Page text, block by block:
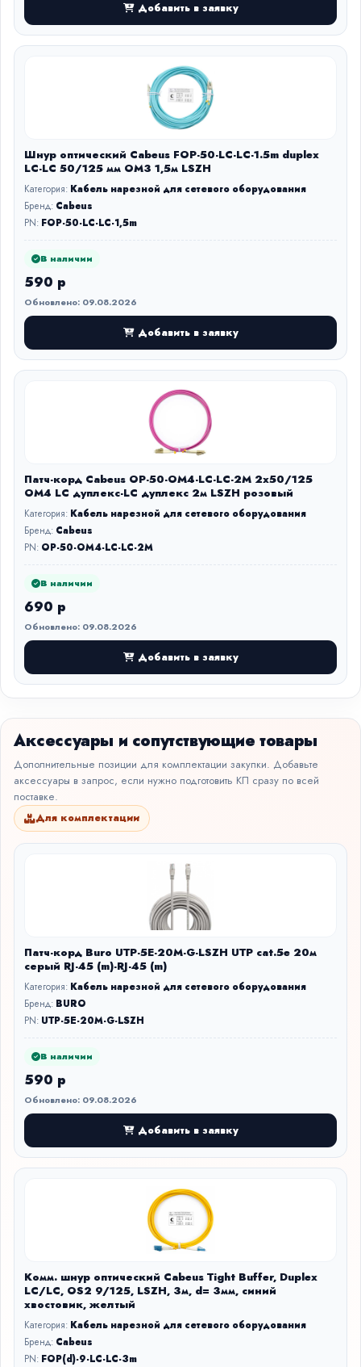
Добавить в заявку
Шнур оптический Cabeus FOP-50-LC-LC-1.5m duplex
LC-LC 50/125 мм OM3 1,5м LSZH
Категория: Кабель нарезной для сетевого оборудования
Бренд: Cabeus
PN: FOP-50-LC-LC-1,5m
В наличии
590 р
Обновлено: 09.08.2026
Добавить в заявку
Патч-корд Cabeus OP-50-OM4-LC-LC-2M 2x50/125
OM4 LC дуплекс-LC дуплекс 2м LSZH розовый
Категория: Кабель нарезной для сетевого оборудования
Бренд: Cabeus
PN: OP-50-OM4-LC-LC-2M
В наличии
690 р
Обновлено: 09.08.2026
Добавить в заявку
Аксессуары и сопутствующие товары
Дополнительные позиции для комплектации закупки. Добавьте
аксессуары в запрос, если нужно подготовить КП сразу по всей
поставке.
Для комплектации
Патч-корд Buro UTP-5E-20M-G-LSZH UTP cat.5e 20м
серый RJ-45 (m)-RJ-45 (m)
Категория: Кабель нарезной для сетевого оборудования
Бренд: BURO
PN: UTP-5E-20M-G-LSZH
В наличии
590 р
Обновлено: 09.08.2026
Добавить в заявку
Комм. шнур оптический Cabeus Tight Buffer, Duplex
LC/LC, OS2 9/125, LSZH, 3м, d= 3мм, синий
хвостовик, желтый
Категория: Кабель нарезной для сетевого оборудования
Бренд: Cabeus
PN: FOP(d)-9-LC-LC-3m